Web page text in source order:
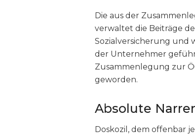
Die aus der
verwaltet die Beiträge
Sozialversicherung und
der Unternehmer
Zusammenlegung zur
geworden.
Absolute
Doskozil, dem offenbar